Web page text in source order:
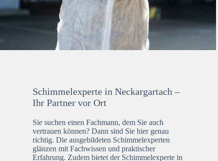
Schimmelexperte in Neckargartach –
Ihr Partner vor Ort
Sie suchen einen Fachmann, dem Sie auch
vertrauen können? Dann sind Sie hier genau
richtig. Die ausgebildeten Schimmelexperten
glänzen mit Fachwissen und praktischer
Erfahrung. Zudem bietet der Schimmelexperte in